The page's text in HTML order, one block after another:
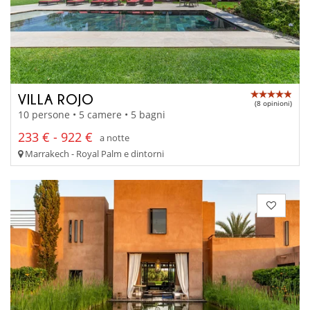
VILLA ROJO (8 opinioni)
10 persone • 5 camere • 5 bagni
233 € - 922 €
a notte
Marrakech - Royal Palm e dintorni